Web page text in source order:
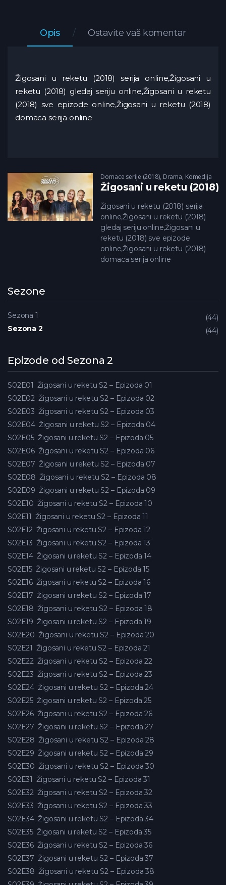
Opis Ostavite vaš komentar
Žigosani u reketu (2018) serija online,Žigosani u
reketu (2018) gledaj seriju online,Žigosani u reketu
(2018) sve epizode online,Žigosani u reketu (2018)
domaca serija online
Domace serije (2018), Drama, Komedija
Žigosani u reketu (2018)
Žigosani u reketu (2018) serija
online,Žigosani u reketu (2018)
gledaj seriju online,Žigosani u
reketu (2018) sve epizode
online,Žigosani u reketu (2018)
domaca serija online
Sezone
Sezona 1
44
Sezona 2
44
Epizode od Sezona 2
S02E01 Žigosani u reketu S2 – Epizoda 01
S02E02 Žigosani u reketu S2 – Epizoda 02
S02E03 Žigosani u reketu S2 – Epizoda 03
S02E04 Žigosani u reketu S2 – Epizoda 04
S02E05 Žigosani u reketu S2 – Epizoda 05
S02E06 Žigosani u reketu S2 – Epizoda 06
S02E07 Žigosani u reketu S2 – Epizoda 07
S02E08 Žigosani u reketu S2 – Epizoda 08
S02E09 Žigosani u reketu S2 – Epizoda 09
S02E10 Žigosani u reketu S2 – Epizoda 10
S02E11 Žigosani u reketu S2 – Epizoda 11
S02E12 Žigosani u reketu S2 – Epizoda 12
S02E13 Žigosani u reketu S2 – Epizoda 13
S02E14 Žigosani u reketu S2 – Epizoda 14
S02E15 Žigosani u reketu S2 – Epizoda 15
S02E16 Žigosani u reketu S2 – Epizoda 16
S02E17 Žigosani u reketu S2 – Epizoda 17
S02E18 Žigosani u reketu S2 – Epizoda 18
S02E19 Žigosani u reketu S2 – Epizoda 19
S02E20 Žigosani u reketu S2 – Epizoda 20
S02E21 Žigosani u reketu S2 – Epizoda 21
S02E22 Žigosani u reketu S2 – Epizoda 22
S02E23 Žigosani u reketu S2 – Epizoda 23
S02E24 Žigosani u reketu S2 – Epizoda 24
S02E25 Žigosani u reketu S2 – Epizoda 25
S02E26 Žigosani u reketu S2 – Epizoda 26
S02E27 Žigosani u reketu S2 – Epizoda 27
S02E28 Žigosani u reketu S2 – Epizoda 28
S02E29 Žigosani u reketu S2 – Epizoda 29
S02E30 Žigosani u reketu S2 – Epizoda 30
S02E31 Žigosani u reketu S2 – Epizoda 31
S02E32 Žigosani u reketu S2 – Epizoda 32
S02E33 Žigosani u reketu S2 – Epizoda 33
S02E34 Žigosani u reketu S2 – Epizoda 34
S02E35 Žigosani u reketu S2 – Epizoda 35
S02E36 Žigosani u reketu S2 – Epizoda 36
S02E37 Žigosani u reketu S2 – Epizoda 37
S02E38 Žigosani u reketu S2 – Epizoda 38